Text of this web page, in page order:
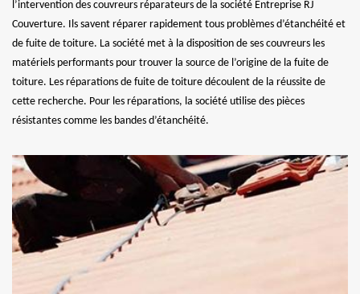
l’intervention des couvreurs réparateurs de la société Entreprise RJ
Couverture. Ils savent réparer rapidement tous problèmes d’étanchéité et
de fuite de toiture. La société met à la disposition de ses couvreurs les
matériels performants pour trouver la source de l’origine de la fuite de
toiture. Les réparations de fuite de toiture découlent de la réussite de
cette recherche. Pour les réparations, la société utilise des pièces
résistantes comme les bandes d’étanchéité.